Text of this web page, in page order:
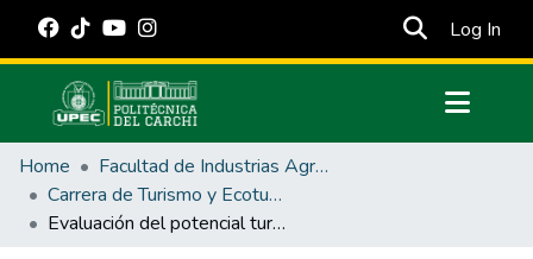
Log In
Communities & Collections
All of DSpace
Statistics
Home
Facultad de Industrias Agropecuarias y Ciencias Ambientales
Carrera de Turismo y Ecoturimo
Evaluación del potencial turístico de los recursos naturales, culturales y el aporte en el desarrollo del turismo rural de la comunidad Sisid Anejo - Ingapirca - Cañar